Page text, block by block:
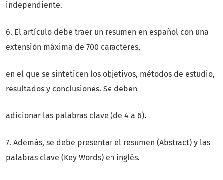
independiente.
6. El artículo debe traer un resumen en español con una
extensión máxima de 700 caracteres,
en el que se sinteticen los objetivos, métodos de estudio,
resultados y conclusiones. Se deben
adicionar las palabras clave (de 4 a 6).
7. Además, se debe presentar el resumen (Abstract) y las
palabras clave (Key Words) en inglés.